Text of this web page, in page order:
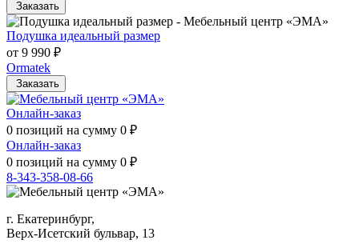
Заказать
Подушка идеальный размер
от 9 990 ₽
Ormatek
Заказать
Онлайн-заказ
0 позиций на сумму 0 ₽
Онлайн-заказ
0 позиций на сумму 0 ₽
8-343-358-08-66
г. Екатеринбург,
Верх-Исетский бульвар, 13